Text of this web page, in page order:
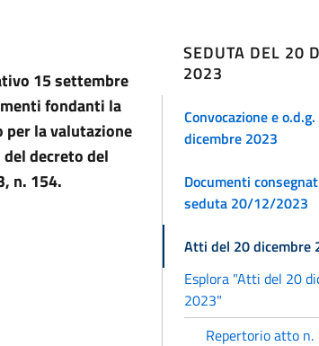
15 settembre
fondanti la
la valutazione
decreto del
n. 154.
SEDUTA DEL 20
2023
Convocazione e
dicembre 2023
Documenti
seduta 20/12/2023
Atti del 20 dicembre
Esplora "Atti del 20
2023"
Repertorio atto n.